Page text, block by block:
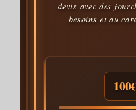
devis avec des
besoins et au